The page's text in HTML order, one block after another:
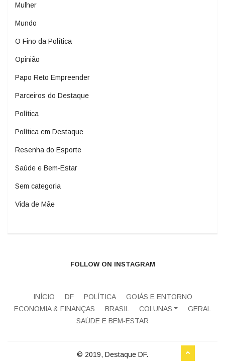
Mulher
Mundo
O Fino da Política
Opinião
Papo Reto Empreender
Parceiros do Destaque
Política
Política em Destaque
Resenha do Esporte
Saúde e Bem-Estar
Sem categoria
Vida de Mãe
FOLLOW ON INSTAGRAM
INÍCIO DF POLÍTICA
GOIÁS E ENTORNO
ECONOMIA & FINANÇAS
BRASIL COLUNAS
GERAL
SAÚDE E BEM-ESTAR
© 2019, Destaque DF.